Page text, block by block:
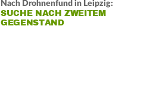
Nach Drohnenfund in Leipzig:
SUCHE NACH ZWEITEM
GEGENSTAND